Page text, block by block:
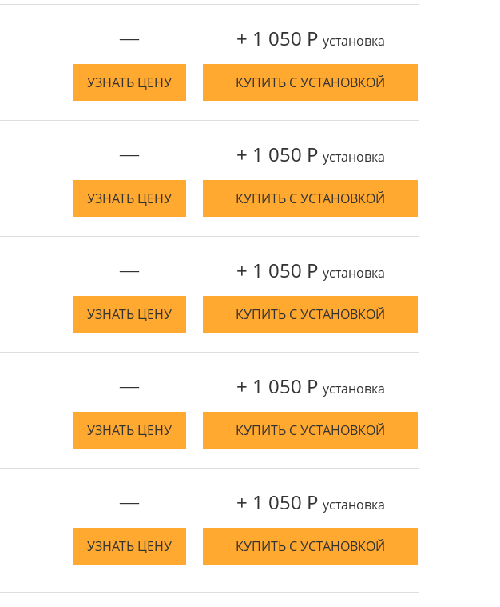
—
УЗНАТЬ ЦЕНУ
+ 1 050 Р установка
КУПИТЬ С УСТАНОВКОЙ
—
УЗНАТЬ ЦЕНУ
+ 1 050 Р установка
КУПИТЬ С УСТАНОВКОЙ
—
УЗНАТЬ ЦЕНУ
+ 1 050 Р установка
КУПИТЬ С УСТАНОВКОЙ
—
УЗНАТЬ ЦЕНУ
+ 1 050 Р установка
КУПИТЬ С УСТАНОВКОЙ
—
УЗНАТЬ ЦЕНУ
+ 1 050 Р установка
КУПИТЬ С УСТАНОВКОЙ